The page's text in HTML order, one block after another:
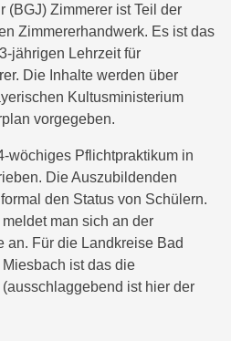
(BGJ) Zimmerer ist Teil der
Zimmererhandwerk. Es ist das
jährigen Lehrzeit für
Die Inhalte werden über
Kultusministerium
vorgegeben.
wöchiges Pflichtpraktikum in
Die Auszubildenden
den Status von Schülern.
man sich an der
an. Für die Landkreise Bad
ist das die
ist hier der